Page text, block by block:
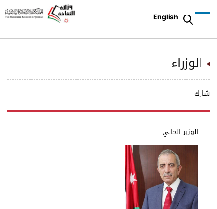
English
الوزراء
شارك
الوزير الحالي